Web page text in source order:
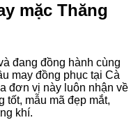
mặc Thăng
đang đồng hành cùng
may đồng phục tại Cà
đơn vị này luôn nhận về
mẫu mã đẹp mắt,
khí.